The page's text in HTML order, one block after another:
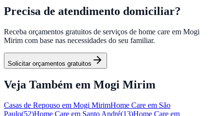
Precisa de atendimento domiciliar?
Receba orçamentos gratuitos de serviços de home care em Mogi
Mirim com base nas necessidades do seu familiar.
Solicitar orçamentos gratuitos
Veja Também em Mogi Mirim
Casas de Repouso em Mogi MirimHome Care em São
Paulo(52)Home Care em Santo André(13)Home Care em